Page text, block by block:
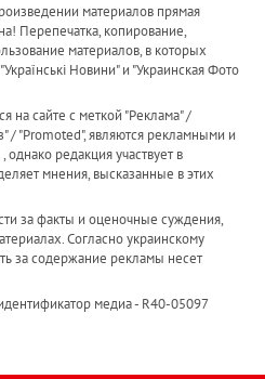
материалов прямая
Перепечатка, копирование,
материалов, в которых
Новини" и "Украинская Фото
на сайте с меткой "Реклама" /
/ "Promoted", являются рекламными и
редакция участвует в
мнения, высказанные в этих
за факты и оценочные суждения,
Согласно украинскому
за содержание рекламы несет
медиа - R40-05097